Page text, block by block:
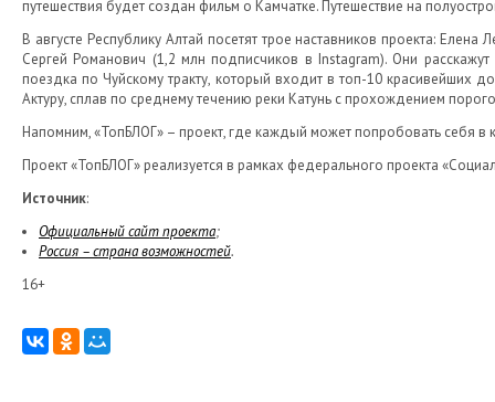
путешествия будет создан фильм о Камчатке. Путешествие на
В августе Республику Алтай посетят трое наставников проекта:
Сергей Романович (1,2 млн подписчиков в Instagram). Они
поездка по Чуйскому тракту, который входит в топ-10
Актуру, сплав по среднему течению реки Катунь с прохождением
Напомним, «ТопБЛОГ» – проект, где каждый может попробовать себя в
Проект «ТопБЛОГ» реализуется в рамках федерального проекта
Источник:
Официальный сайт проекта;
Россия – страна возможностей.
16+